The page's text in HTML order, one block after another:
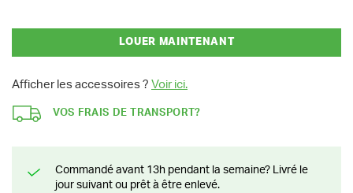
LOUER MAINTENANT
Afficher les accessoires ? Voir ici.
VOS FRAIS DE TRANSPORT?
Commandé avant 13h pendant la semaine? Livré le
jour suivant ou prêt à être enlevé.